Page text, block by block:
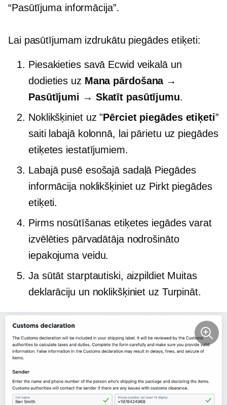
“Pasūtījuma informācija”.
Lai pasūtījumam izdrukātu piegādes etiķeti:
Piesakieties savā Ecwid veikalā un
dodieties uz Mana pārdošana →
Pasūtījumi → Skatīt pasūtījumu.
Noklikšķiniet uz "Pērciet piegādes etiķeti”
saiti labajā kolonnā, lai pārietu uz piegādes
etiķetes iestatījumiem.
Labajā pusē esošajā sadaļā Piegādes
informācija noklikšķiniet uz Pirkt piegādes
etiķeti.
Pirms nosūtīšanas etiķetes iegādes varat
izvēlēties pārvadātāja nodrošināto
iepakojuma veidu.
Ja sūtāt starptautiski, aizpildiet Muitas
deklarāciju un noklikšķiniet uz Turpināt.